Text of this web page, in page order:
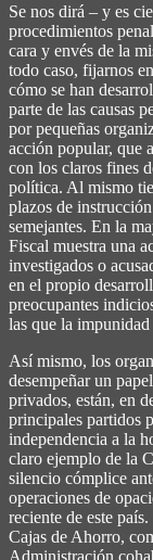
Se nos dirá – y es
procedimientos
cara y envés de la
todo caso, fijarnos
cómo se han
parte de las causas
por pequeñas
acción popular, que
con los claros fines
política. Al mismo
plazos de
semejantes. En la
Fiscal muestra una
investigados o
en el propio
preocupantes
las que la
Así mismo, los
desempeñar un
privados, están, en
principales partidos
independencia a la
claro ejemplo de la
silencio cómplice
operaciones de
reciente de este
Cajas de Ahorro,
Administración